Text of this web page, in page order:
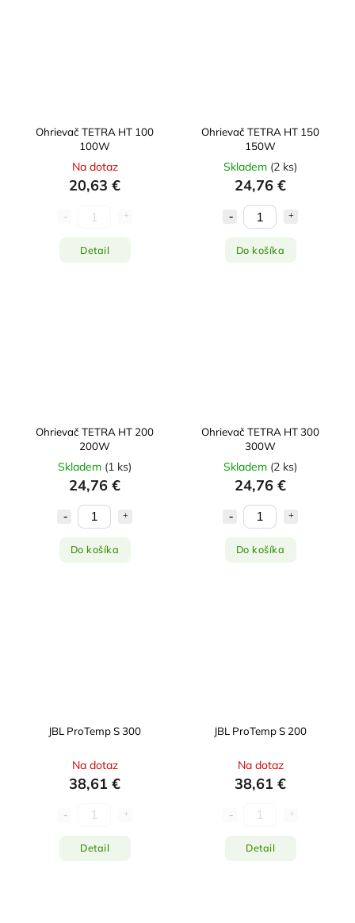
Ohrievač TETRA HT 100
100W
Na dotaz
20,63 €
Detail
Ohrievač TETRA HT 150
150W
Skladem (2 ks)
24,76 €
Do košíka
Ohrievač TETRA HT 200
200W
Skladem (1 ks)
24,76 €
Do košíka
Ohrievač TETRA HT 300
300W
Skladem (2 ks)
24,76 €
Do košíka
JBL ProTemp S 300
Na dotaz
38,61 €
Detail
JBL ProTemp S 200
Na dotaz
38,61 €
Detail